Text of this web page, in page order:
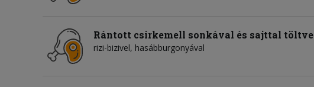
Rántott csirkemell sonkával és sajttal töltve
rizi-bizivel, hasábburgonyával